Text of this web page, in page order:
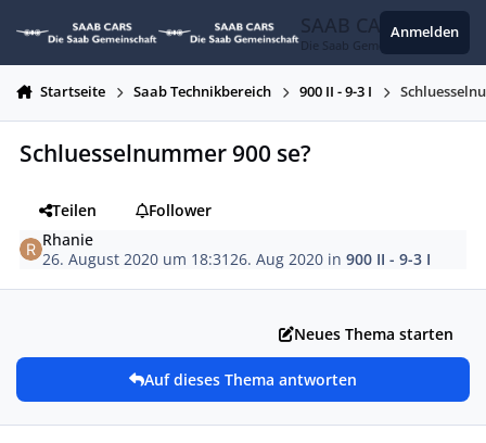
SAAB CARS
Die Saab Gemeinschaft
Anmelden
Startseite Saab Technikbereich 900 II - 9-3 I
Schluesselnummer 900 se?
Teilen
Follower
Rhanie
26. August 2020 um 18:31 26. Aug 2020 in900 II - 9-3 I
Neues Thema starten
Auf dieses Thema antworten